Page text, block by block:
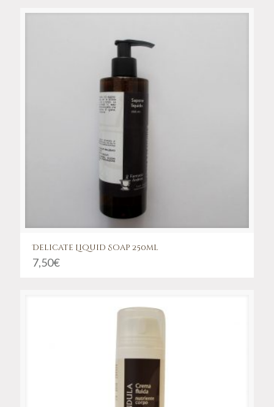
Delicate Liquid Soap 250ml
7,50€